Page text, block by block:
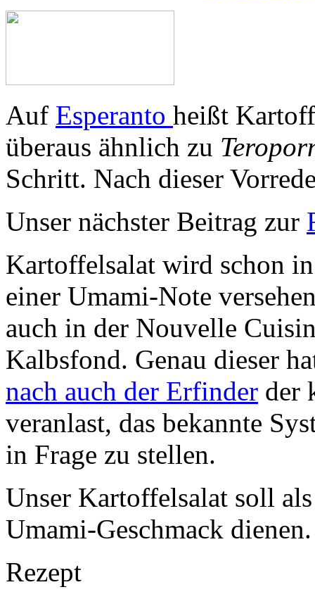
Auf Esperanto heißt
überaus ähnlich zu
Schritt. Nach dieser
Unser nächster Beitrag zur
Kartoffelsalat wird schon
einer Umami-Note
auch in der Nouvelle
Kalbsfond. Genau dieser
nach auch der Erfinder der
veranlast, das bekannte
in Frage zu stellen.
Unser Kartoffelsalat soll
Umami-Geschmack dienen.
Rezept